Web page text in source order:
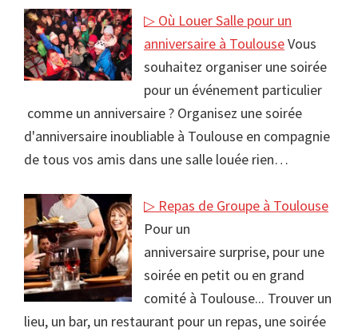
▷ Où Louer Salle pour un
anniversaire à ToulouseVous
souhaitez organiser une soirée
pour un événement particulier
comme un anniversaire ? Organisez une soirée
d'anniversaire inoubliable à Toulouse en compagnie
de tous vos amis dans une salle louée rien…
▷ Repas de Groupe à Toulouse
Pour un
anniversaire surprise, pour une
soirée en petit ou en grand
comité à Toulouse... Trouver un
lieu, un bar, un restaurant pour un repas, une soirée